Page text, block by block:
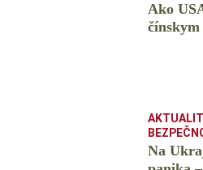
Ako
čínskym
Na